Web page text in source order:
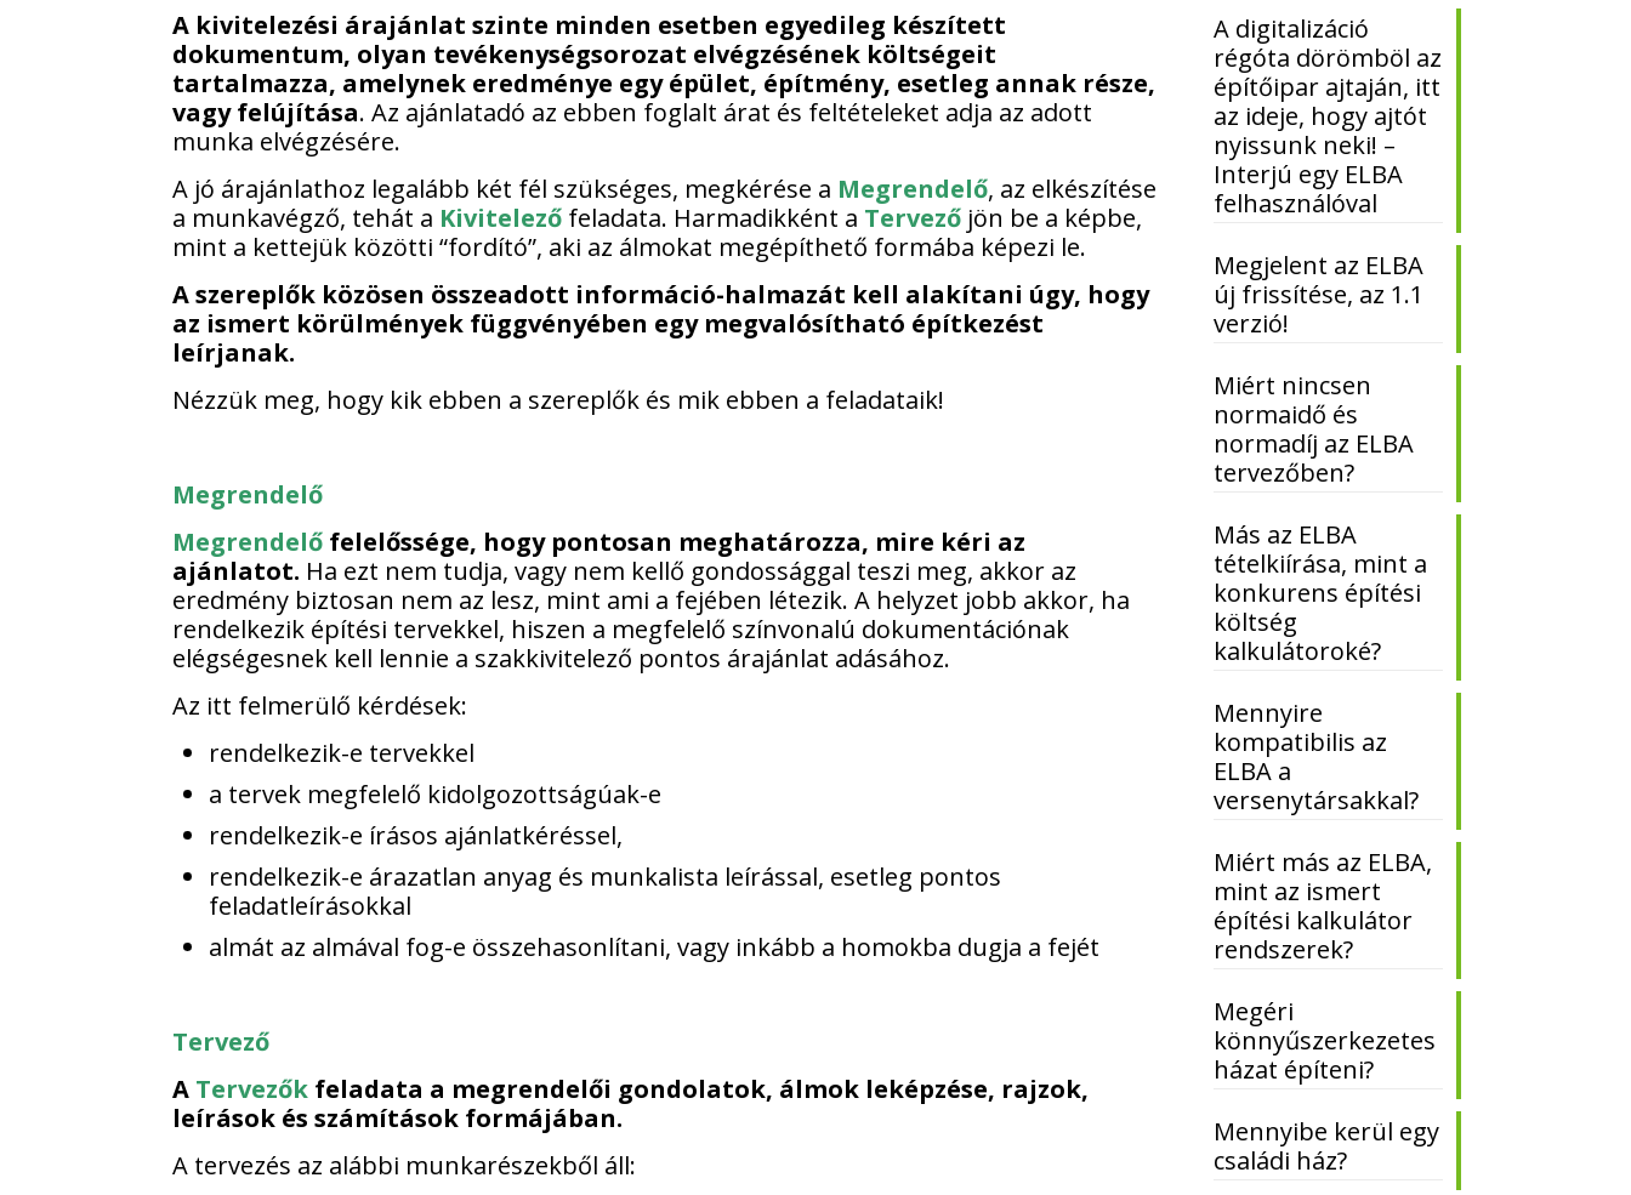
A kivitelezési árajánlat szinte minden esetben egyedileg készített
dokumentum, olyan tevékenységsorozat elvégzésének költségeit
tartalmazza, amelynek eredménye egy épület, építmény, esetleg annak része,
vagy felújítása. Az ajánlatadó az ebben foglalt árat és feltételeket adja az adott
munka elvégzésére.
A jó árajánlathoz legalább két fél szükséges, megkérése a Megrendelő, az elkészítése
a munkavégző, tehát a Kivitelező feladata. Harmadikként a Tervező jön be a képbe,
mint a kettejük közötti “fordító”, aki az álmokat megépíthető formába képezi le.
A szereplők közösen összeadott információ-halmazát kell alakítani úgy, hogy
az ismert körülmények függvényében egy megvalósítható építkezést
leírjanak.
Nézzük meg, hogy kik ebben a szereplők és mik ebben a feladataik!
Megrendelő
Megrendelő felelőssége, hogy pontosan meghatározza, mire kéri az
ajánlatot. Ha ezt nem tudja, vagy nem kellő gondossággal teszi meg, akkor az
eredmény biztosan nem az lesz, mint ami a fejében létezik. A helyzet jobb akkor, ha
rendelkezik építési tervekkel, hiszen a megfelelő színvonalú dokumentációnak
elégségesnek kell lennie a szakkivitelező pontos árajánlat adásához.
Az itt felmerülő kérdések:
rendelkezik-e tervekkel
a tervek megfelelő kidolgozottságúak-e
rendelkezik-e írásos ajánlatkéréssel,
rendelkezik-e árazatlan anyag és munkalista leírással, esetleg pontos
feladatleírásokkal
almát az almával fog-e összehasonlítani, vagy inkább a homokba dugja a fejét
Tervező
A Tervezők feladata a megrendelői gondolatok, álmok leképzése, rajzok,
leírások és számítások formájában.
A tervezés az alábbi munkarészekből áll:
A digitalizáció
régóta dörömböl az
építőipar ajtaján, itt
az ideje, hogy ajtót
nyissunk neki! –
Interjú egy ELBA
felhasználóval
Megjelent az ELBA
új frissítése, az 1.1
verzió!
Miért nincsen
normaidő és
normadíj az ELBA
tervezőben?
Más az ELBA
tételkiírása, mint a
konkurens építési
költség
kalkulátoroké?
Mennyire
kompatibilis az
ELBA a
versenytársakkal?
Miért más az ELBA,
mint az ismert
építési kalkulátor
rendszerek?
Megéri
könnyűszerkezetes
házat építeni?
Mennyibe kerül egy
családi ház?